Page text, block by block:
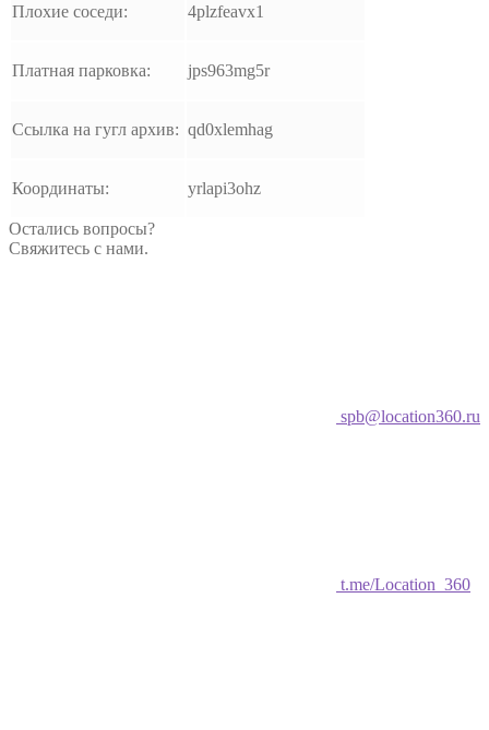
Плохие соседи: 4plzfeavx1
Платная парковка: jps963mg5r
Ссылка на гугл архив: qd0xlemhag
Координаты: yrlapi3ohz
Остались вопросы?
Свяжитесь с нами.
spb@location360.ru
t.me/Location_360